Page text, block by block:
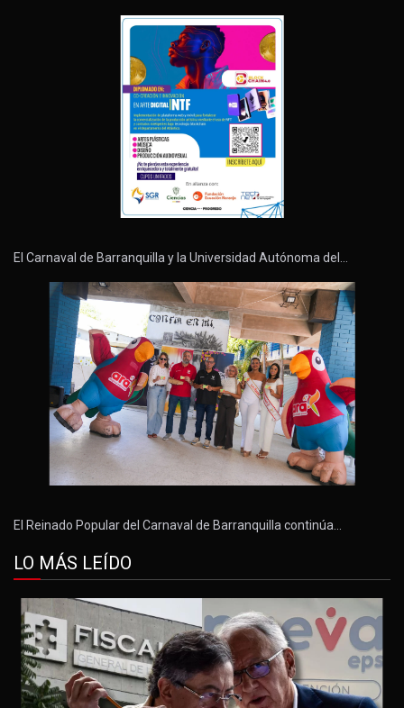
El Carnaval de Barranquilla y la Universidad Autónoma del…
El Reinado Popular del Carnaval de Barranquilla continúa…
LO MÁS LEÍDO